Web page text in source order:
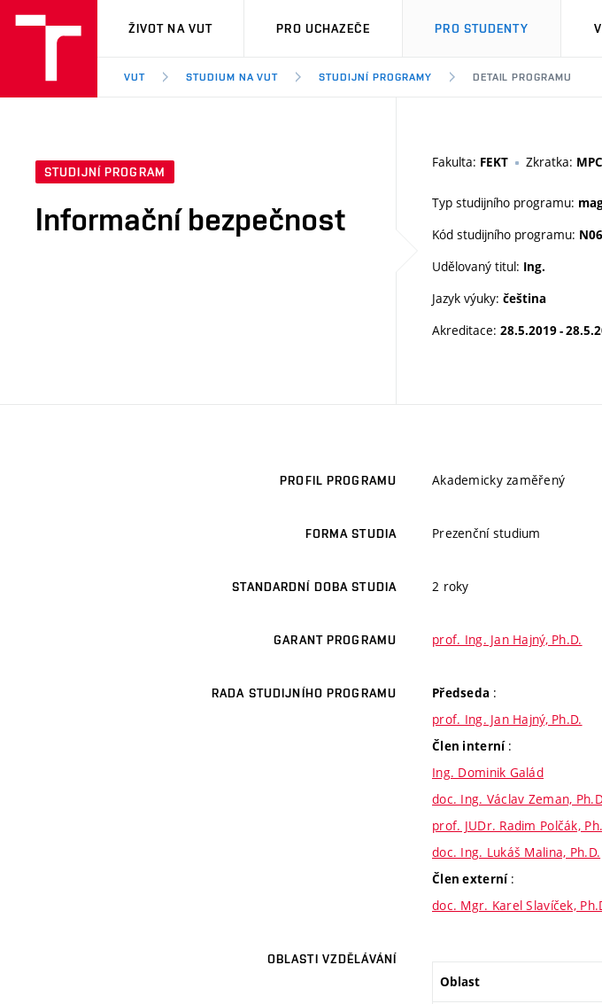
VUT
ŽIVOT NA VUT PRO UCHAZEČE PRO STUDENTY
VUT STUDIUM NA VUT STUDIJNÍ PROGRAMY DETAIL PROGRAMU
STUDIJNÍ PROGRAM
Informační bezpečnost
Fakulta: FEKT Zkratka:
Typ studijního programu:
Kód studijního programu:
Udělovaný titul: Ing.
Jazyk výuky: čeština
Akreditace: 28.5.2019 -
PROFIL PROGRAMU Akademicky zaměřený
FORMA STUDIA Prezenční studium
STANDARDNÍ DOBA STUDIA 2 roky
GARANT PROGRAMU prof. Ing. Jan Hajný, Ph.D.
RADA STUDIJNÍHO PROGRAMU Předseda :
prof. Ing. Jan Hajný, Ph.D.
Člen interní :
Ing. Dominik Galád
doc. Ing. Václav Zeman,
prof. JUDr. Radim Polčák,
doc. Ing. Lukáš Malina, Ph.D.
Člen externí :
doc. Mgr. Karel Slavíček,
OBLASTI VZDĚLÁVÁNÍ
Oblast